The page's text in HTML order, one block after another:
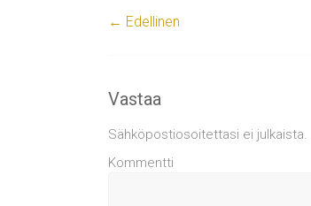
← Edellinen
Vastaa
Sähköpostiosoitettasi ei julkaista.
Kommentti